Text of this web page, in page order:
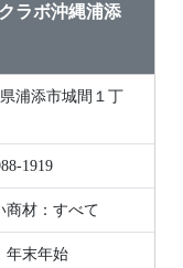
ラボ沖縄浦添
1919
商材：すべて
年末年始